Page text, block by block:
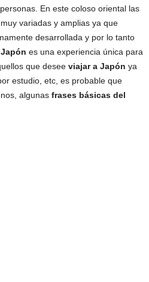
En este coloso oriental las
variadas y amplias ya que
desarrollada y por lo tanto
Japón es una experiencia única para
que desee viajar a Japón ya
por estudio, etc, es probable que
algunas frases básicas del